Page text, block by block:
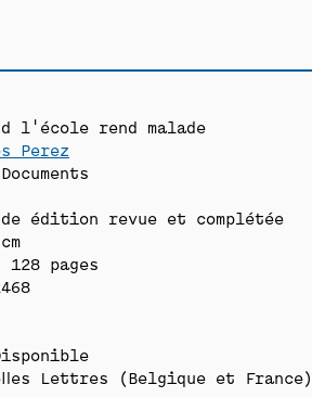
l'école rend malade
Perez
édition revue et complétée
128 pages
Lettres (Belgique et